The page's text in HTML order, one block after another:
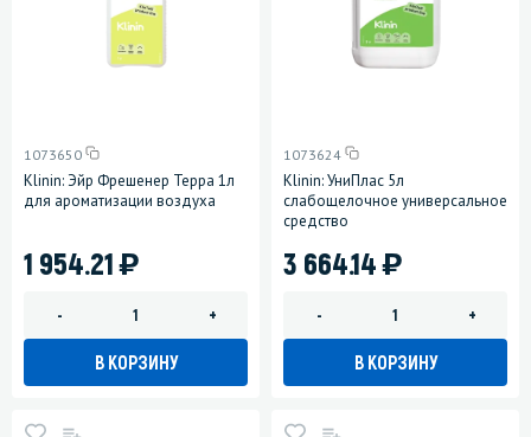
1073650
Klinin: Эйр Фрешенер Терра 1л
для ароматизации воздуха
1 954.21)
- +
В КОРЗИНУ
1073624
Klinin: УниПлас 5л
слабощелочное универсальное
средство
3 664.14)
- +
В КОРЗИНУ